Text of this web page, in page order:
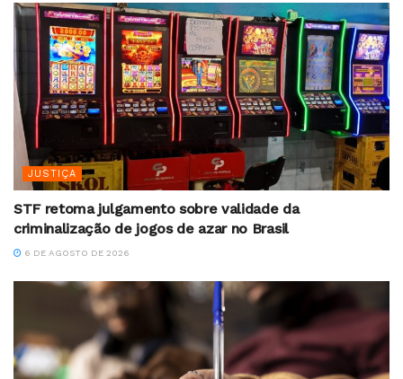
JUSTIÇA
STF retoma julgamento sobre validade da
criminalização de jogos de azar no Brasil
6 DE AGOSTO DE 2026